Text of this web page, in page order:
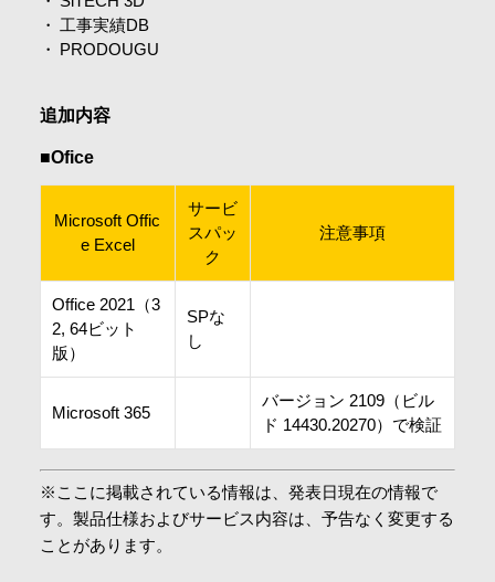
会社情報
採用情報
お問合せ・申込
サイト内検索
マイページ
工事実績DB
PRODOUGU
追加内容
■Ofice
Microsoft Offic
e Excel
サービ
スパッ
ク
注意事項
Office 2021（3
2, 64ビット
版）
SPな
し
Microsoft 365
バージョン 2109（ビル
ド 14430.20270）で検証
※ここに掲載されている情報は、発表日現在の情報で
す。製品仕様およびサービス内容は、予告なく変更する
ことがあります。